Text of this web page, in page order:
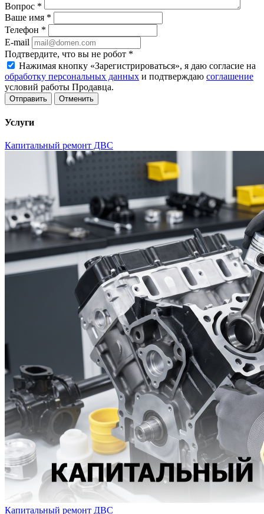
Вопрос *
Ваше имя *
Телефон *
E-mail
Подтвердите, что вы не робот *
Нажимая кнопку «Зарегистрироваться», я даю согласие на
обработку персональных данных и подтверждаю соглашение
условий работы Продавца.
Отменить
Услуги
Капитальный ремонт ДВС
Капитальный ремонт ДВС